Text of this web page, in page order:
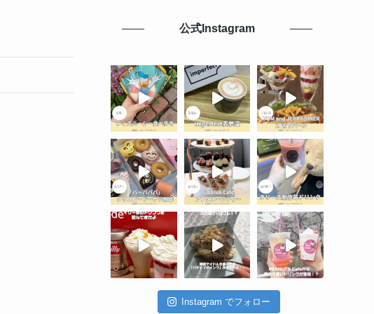
公式Instagram
Instagram でフォロー